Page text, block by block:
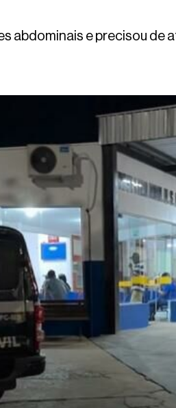
abdominais e precisou de